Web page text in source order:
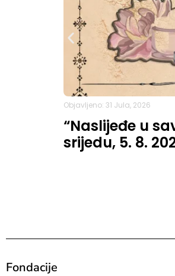
Objavljeno: 31 Jula, 2026
“Naslijeđe u
srijedu, 5. 8.
Fondacije